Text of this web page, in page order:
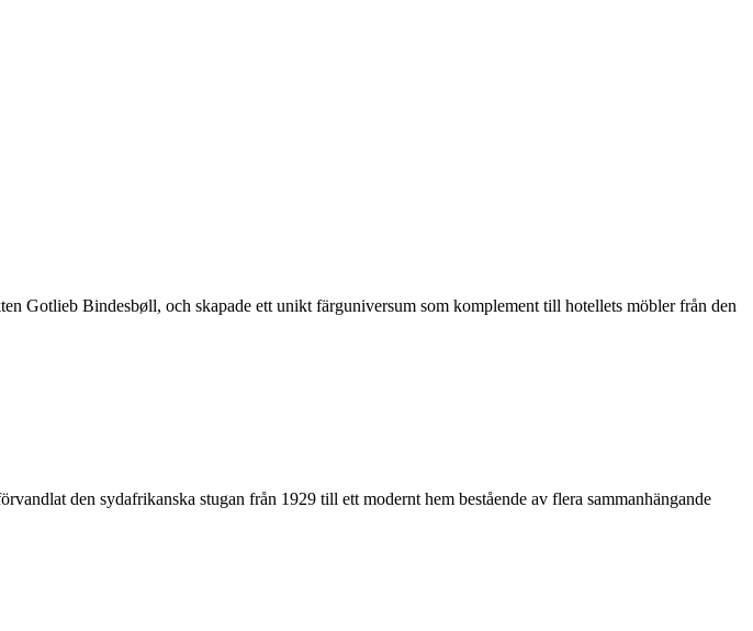
Gotlieb Bindesbøll, och skapade ett unikt färguniversum som komplement till hotellets möbler från den
den sydafrikanska stugan från 1929 till ett modernt hem bestående av flera sammanhängande